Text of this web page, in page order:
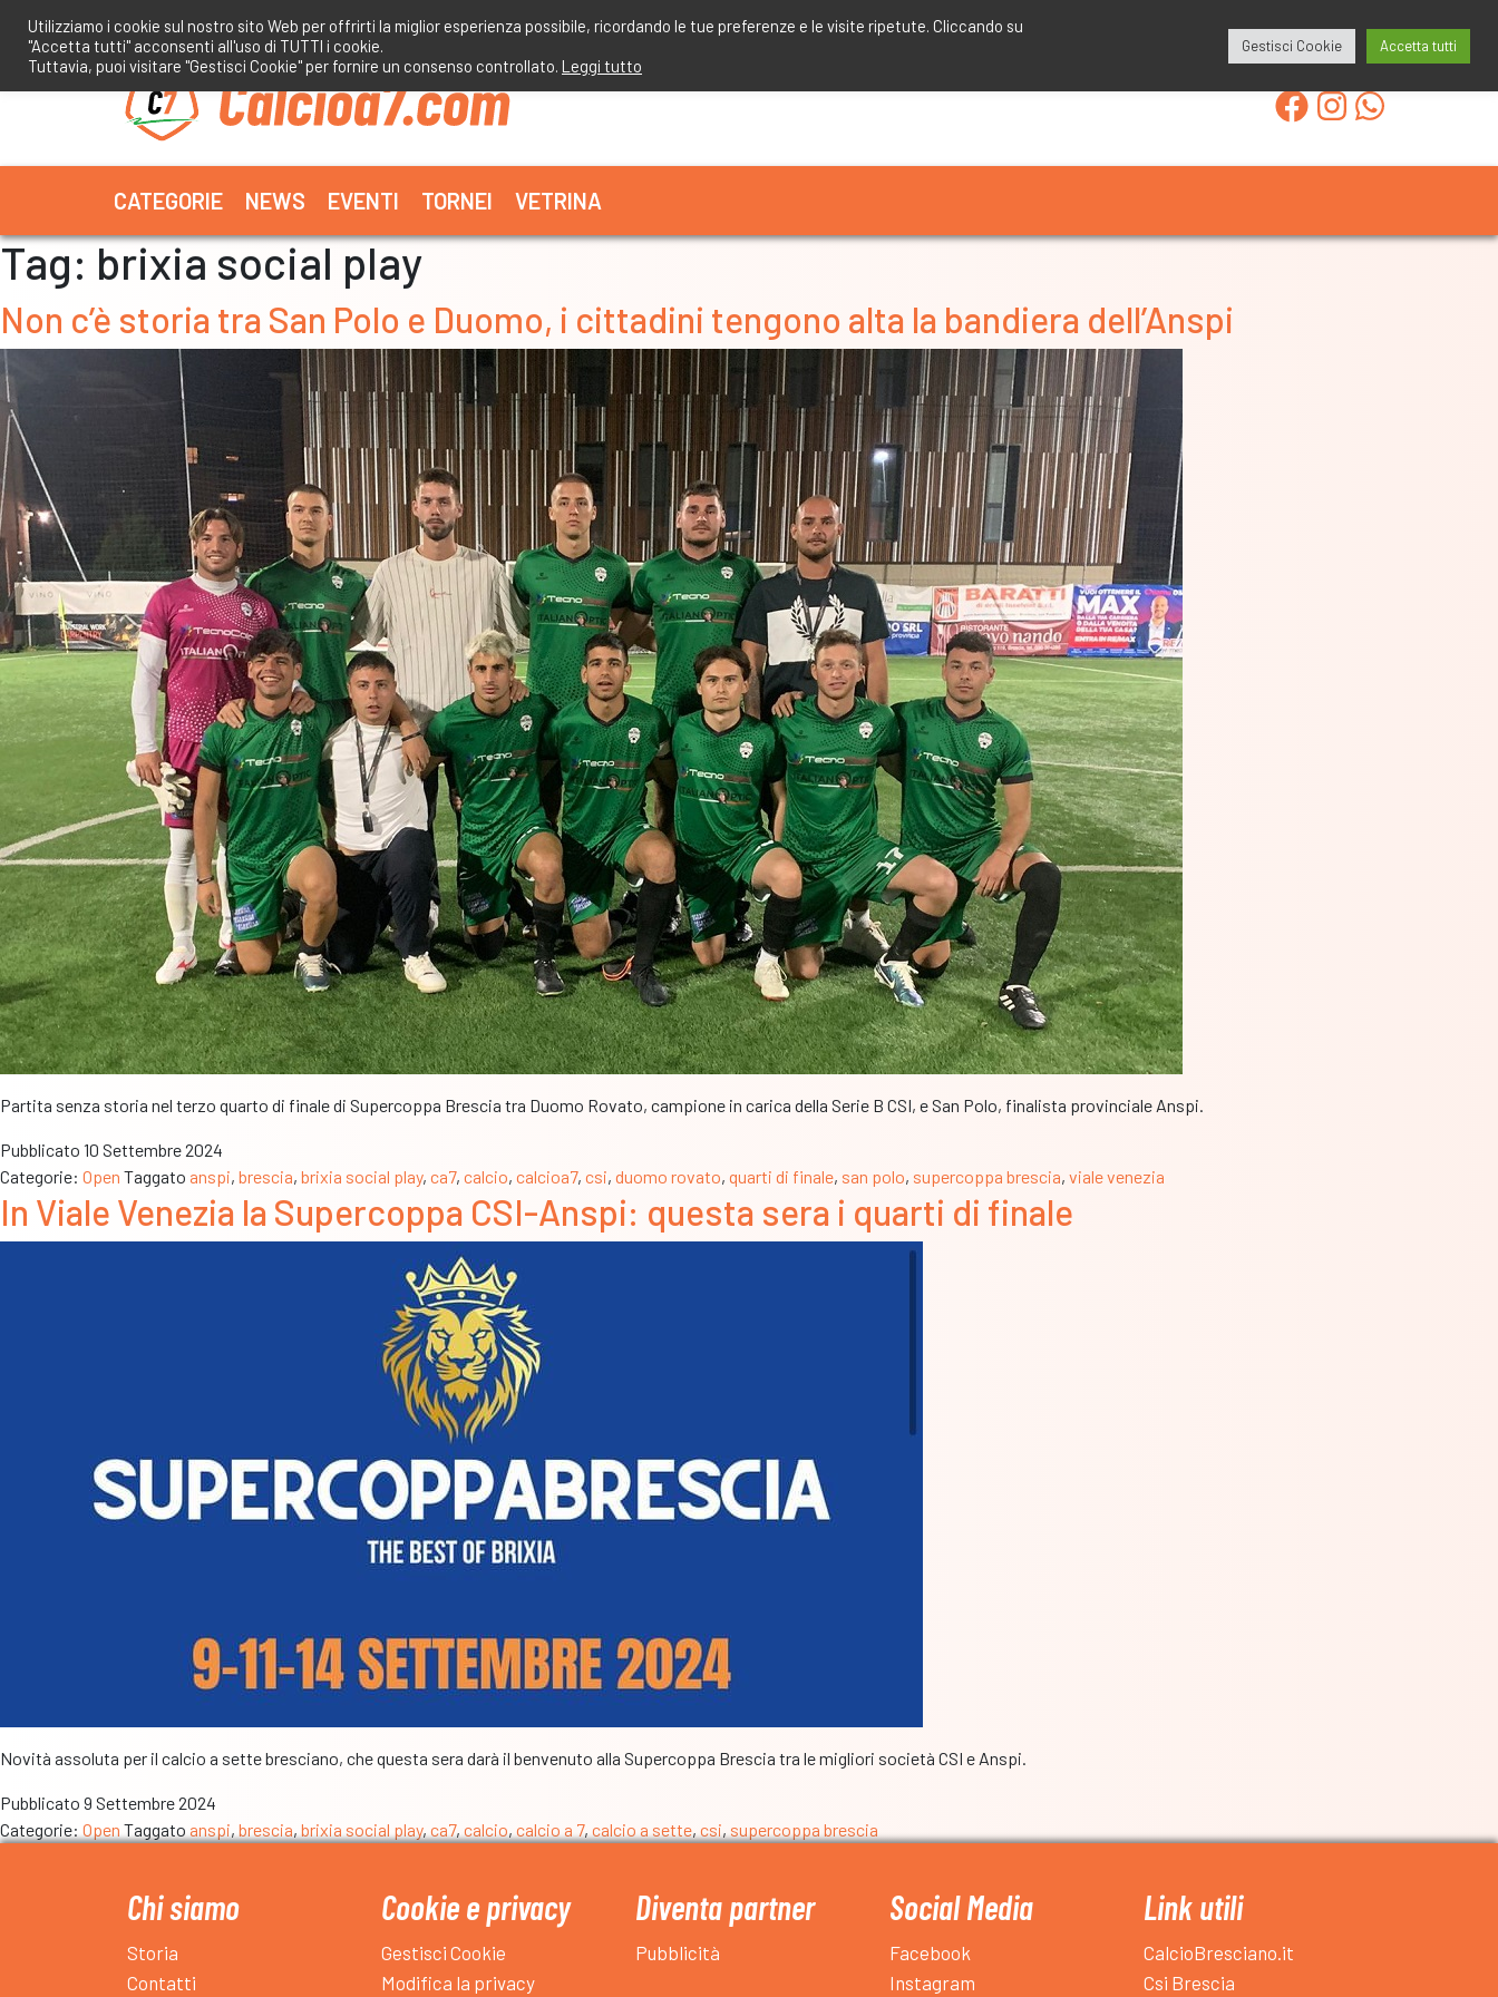
contenuto
CATEGORIE NEWS EVENTI TORNEI VETRINA
Tag: brixia social play
Non c’è storia tra San Polo e Duomo, i cittadini tengono alta la bandiera dell’Anspi
Partita senza storia nel terzo quarto di finale di Supercoppa Brescia tra Duomo Rovato, campione in carica della Serie B CSI, e San Polo, finalista provinciale Anspi.
Pubblicato 10 Settembre 2024
Categorie: Open Taggato anspi, brescia, brixia social play, ca7, calcio, calcioa7, csi, duomo rovato, quarti di finale, san polo, supercoppa brescia, viale venezia
In Viale Venezia la Supercoppa CSI-Anspi: questa sera i quarti di finale
Novità assoluta per il calcio a sette bresciano, che questa sera darà il benvenuto alla Supercoppa Brescia tra le migliori società CSI e Anspi.
Pubblicato 9 Settembre 2024
Categorie: Open Taggato anspi, brescia, brixia social play, ca7, calcio, calcio a 7, calcio a sette, csi, supercoppa brescia
Chi siamo
Storia
Contatti
Cookie e privacy
Gestisci Cookie
Modifica la privacy
Diventa partner
Pubblicità
Social Media
Facebook
Instagram
Link utili
CalcioBresciano.it
Csi Brescia
Utilizziamo i cookie sul nostro sito Web per offrirti la miglior esperienza possibile, ricordando le tue preferenze e le visite ripetute. Cliccando su
"Accetta tutti" acconsenti all'uso di TUTTI i cookie.
Tuttavia, puoi visitare "Gestisci Cookie" per fornire un consenso controllato. Leggi tutto
Gestisci Cookie Accetta tutti